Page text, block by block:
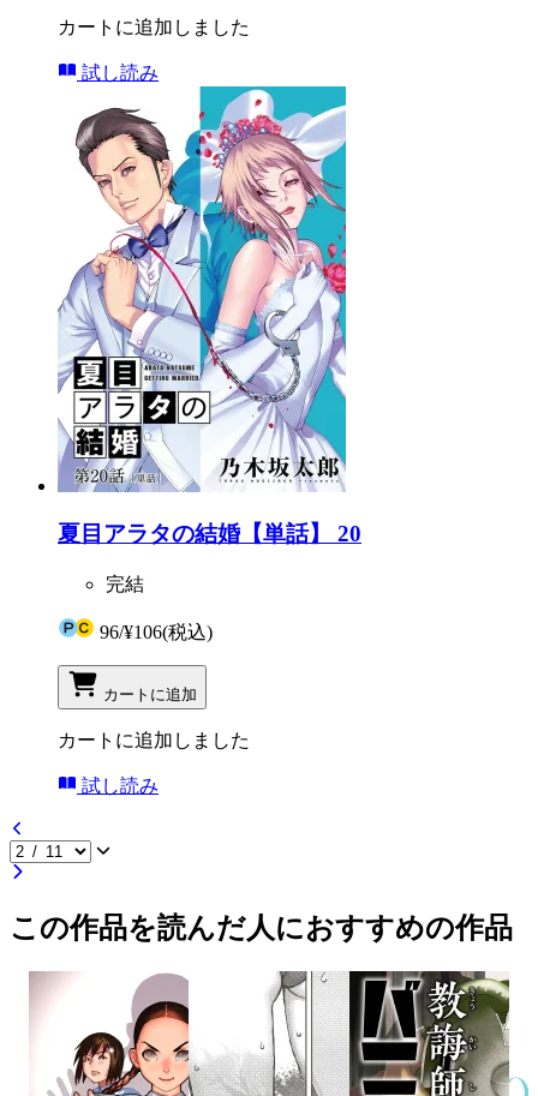
カートに追加しました
試し読み
夏目アラタの結婚【単話】 20
完結
96/¥106(税込)
カートに追加
カートに追加しました
試し読み
この作品を読んだ人におすすめの作品